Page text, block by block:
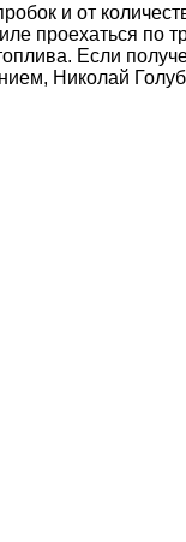
и от
проехаться по
Если
Николай